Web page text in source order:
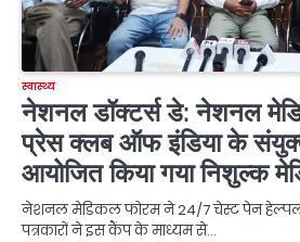
स्वास्थ्य
नेशनल डॉक्टर्स डे: नेशनल
प्रेस क्लब ऑफ इंडिया के
आयोजित किया गया निशुल्क
नेशनल मेडिकल फोरम ने 24/7 चेस्ट पेन
पत्रकारों ने इस कैंप के माध्यम से…